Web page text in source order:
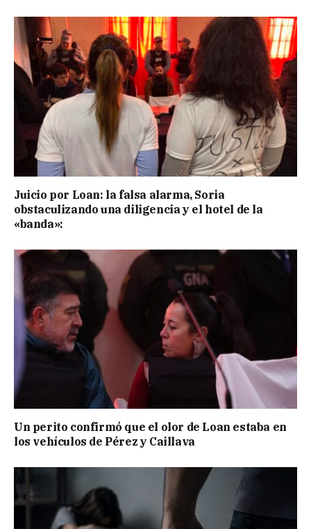
Juicio por Loan: la falsa alarma, Soria
obstaculizando una diligencia y el hotel de la
«banda»:
Un perito confirmó que el olor de Loan estaba en
los vehículos de Pérez y Caillava